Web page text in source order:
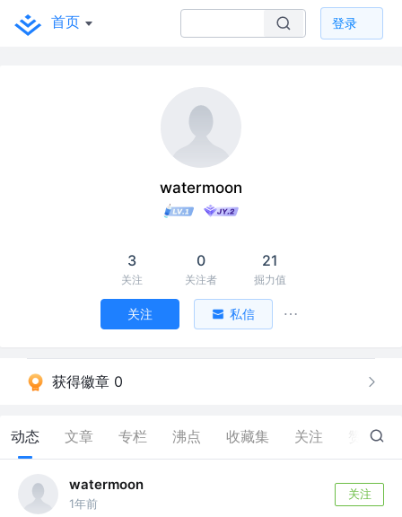
首页 登录
watermoon
3
关注
0
关注者
21
掘力值
关注 私信
获得徽章 0
动态 文章 专栏 沸点 收藏集 关注 1
watermoon
1年前
关注